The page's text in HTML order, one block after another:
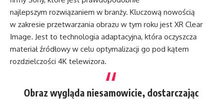
najlepszym rozwiązaniem w branży. Kluczową nowością
w zakresie przetwarzania obrazu w tym roku jest XR Clear
Image. Jest to technologia adaptacyjna, która oczyszcza
materiał źródłowy w celu optymalizacji go pod kątem
rozdzielczości 4K telewizora.
Obraz wygląda niesamowicie, dostarczając